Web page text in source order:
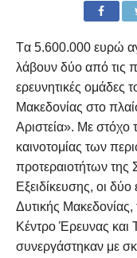
Tα 5.600.000 ευρώ
λάβουν δύο από τις
ερευνητικές ομάδες
Μακεδονίας στο
Αριστεία». Με στόχο
καινοτομίας των
προτεραιοτήτων της
Εξειδίκευσης, οι δύο
Δυτικής Μακεδονίας,
Κέντρο Έρευνας και
συνεργάστηκαν με